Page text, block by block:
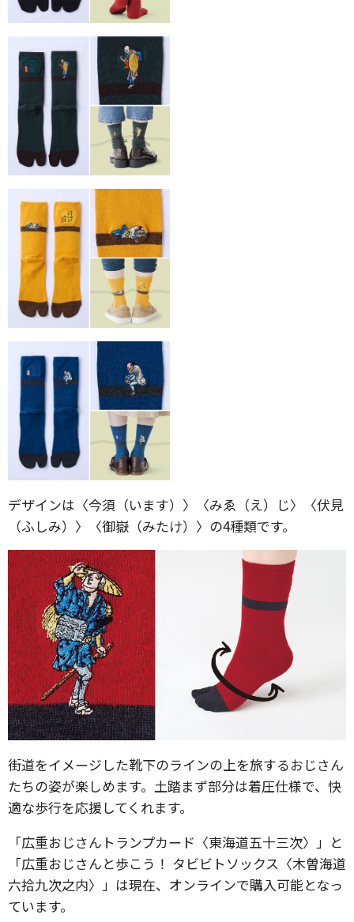
デザインは〈今須（います）〉〈みゑ（え）じ〉〈伏見
（ふしみ）〉〈御嶽（みたけ）〉の4種類です。
街道をイメージした靴下のラインの上を旅するおじさん
たちの姿が楽しめます。土踏まず部分は着圧仕様で、快
適な歩行を応援してくれます。
「広重おじさんトランプカード〈東海道五十三次〉」と
「広重おじさんと歩こう！ タビビトソックス〈木曽海道
六拾九次之内〉」は現在、オンラインで購入可能となっ
ています。